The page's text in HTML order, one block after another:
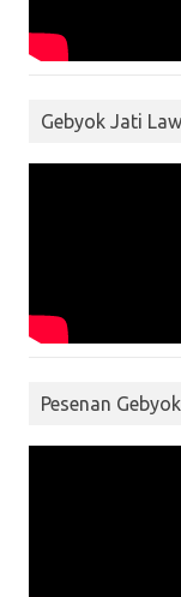
Gebyok Jati
Pesenan